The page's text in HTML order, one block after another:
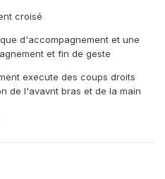
croisé
d'accompagnement et une
et fin de geste
execute des coups droits
de l'avavnt bras et de la main